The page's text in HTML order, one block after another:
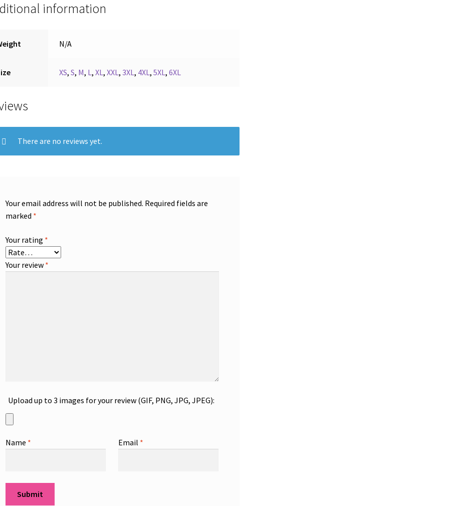
information
N/A
XS,S, M, L,XL,XXL,3XL, 4XL,5XL,6XL
There are no reviews yet.
Your email address will not be published. Required fields are
marked *
Your rating *
Your review *
Upload up to 3 images for your review (GIF, PNG, JPG, JPEG):
Name * Email *